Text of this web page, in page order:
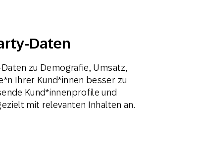
Daten
zu Demografie, Umsatz,
Ihrer Kund*innen besser zu
Kund*innenprofile und
mit relevanten Inhalten an.